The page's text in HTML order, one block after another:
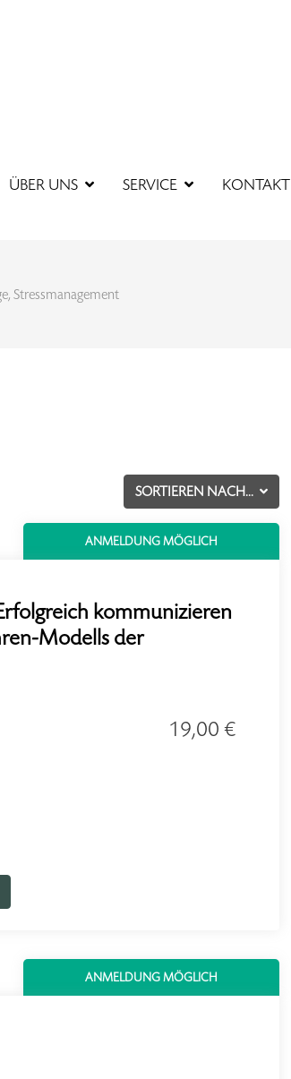
ÜBER UNS SERVICE KONTAKT
Stressmanagement
SORTIEREN NACH...
ANMELDUNG MÖGLICH
kommunizieren
Modells der
19,00 €
ANMELDUNG MÖGLICH